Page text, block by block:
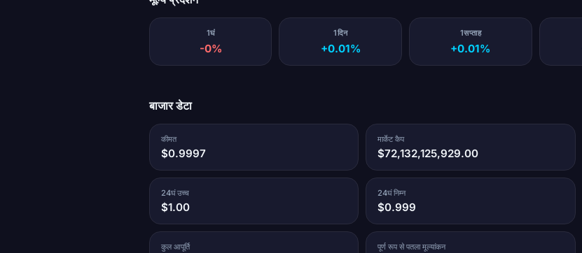
1घं
-0%
1दिन
+0.01%
1सप्ताह
+0.01%
बाजार डेटा
कीमत
$0.9997
मार्केट कैप
$72,132,125,929.00
24घं उच्च
$1.00
24घं निम्न
$0.999
कुल आपूर्ति पूर्ण रूप से पतला मूल्यांकन